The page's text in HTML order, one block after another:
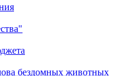
бездомных животных